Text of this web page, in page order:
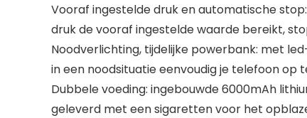
Vooraf ingestelde druk en automatische
druk de vooraf ingestelde waarde bereikt,
Noodverlichting, tijdelijke powerbank: met
in een noodsituatie eenvoudig je telefoon op
Dubbele voeding: ingebouwde 6000mAh
geleverd met een sigaretten voor het